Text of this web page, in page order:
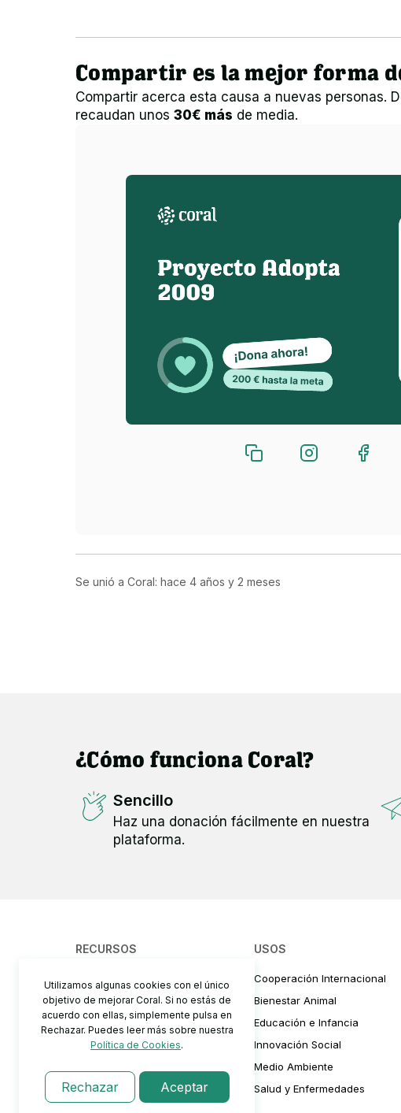
Compartir es la mejor forma
Compartir acerca esta causa a nuevas personas.
recaudan unos 30€ más de media.
Se unió a Coral: hace 4 años y 2 meses
¿Cómo funciona Coral?
Sencillo
Haz una donación fácilmente en nuestra
plataforma.
RECURSOS
Precios y comisiones
Cómo recaudar fondos
Preguntas Frecuentes
USOS
Cooperación Internacional
Bienestar Animal
Educación e Infancia
Innovación Social
Medio Ambiente
Salud y Enfermedades
Utilizamos algunas cookies con el único
objetivo de mejorar Coral. Si no estás de
acuerdo con ellas, simplemente pulsa en
Rechazar. Puedes leer más sobre nuestra
Política de Cookies.
Rechazar Aceptar